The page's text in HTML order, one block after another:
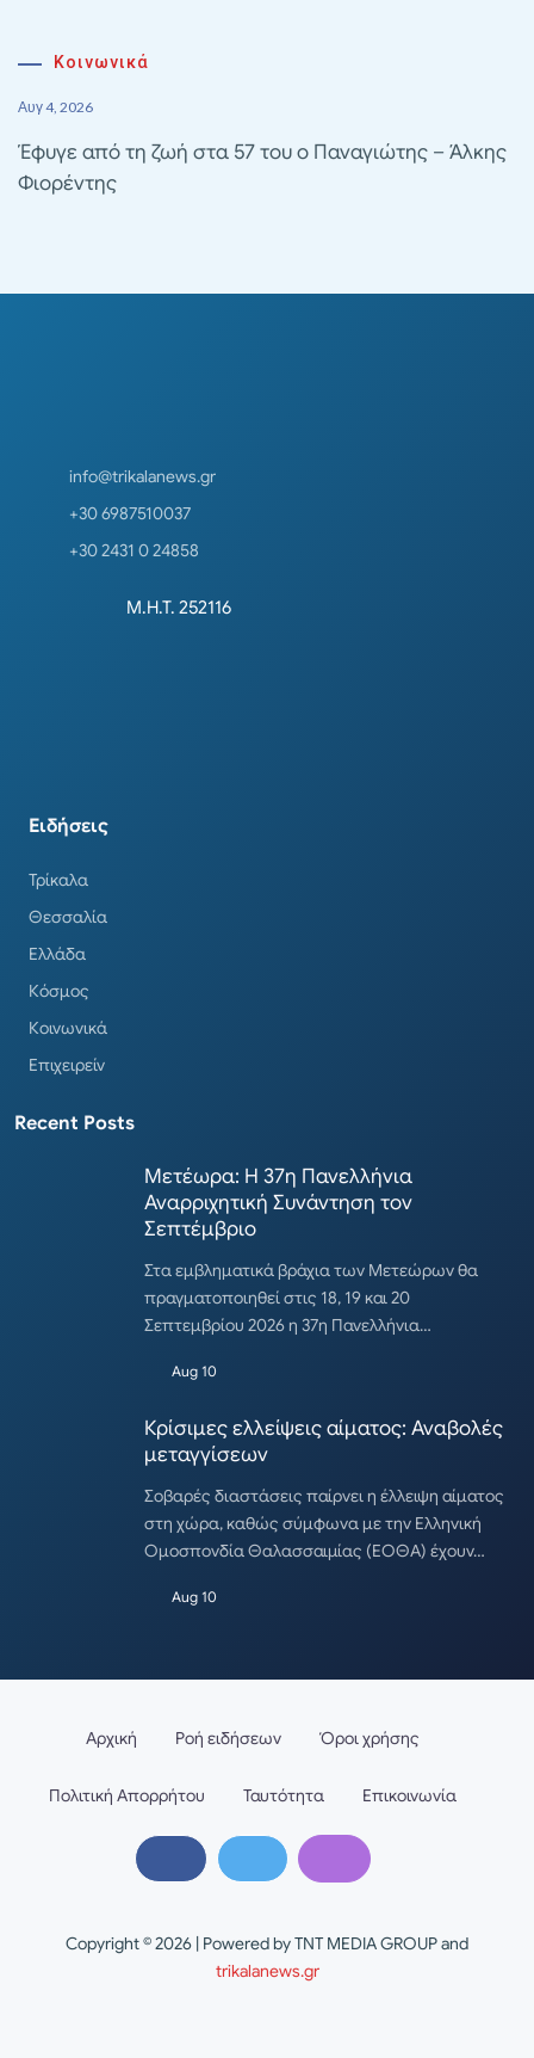
Κοινωνικά
Αυγ 4, 2026
Έφυγε από τη ζωή στα 57 του ο Παναγιώτης – Άλκης
Φιορέντης
info@trikalanews.gr
+30 6987510037
+30 2431 0 24858
Μ.Η.Τ. 252116
Ειδήσεις
Τρίκαλα
Θεσσαλία
Ελλάδα
Κόσμος
Κοινωνικά
Επιχειρείν
Recent Posts
Μετέωρα: Η 37η Πανελλήνια
Αναρριχητική Συνάντηση τον
Σεπτέμβριο
Στα εμβληματικά βράχια των Μετεώρων θα
πραγματοποιηθεί στις 18, 19 και 20
Σεπτεμβρίου 2026 η 37η Πανελλήνια…
Aug 10
Κρίσιμες ελλείψεις αίματος: Αναβολές
μεταγγίσεων
Σοβαρές διαστάσεις παίρνει η έλλειψη αίματος
στη χώρα, καθώς σύμφωνα με την Ελληνική
Ομοσπονδία Θαλασσαιμίας (ΕΟΘΑ) έχουν…
Aug 10
Copyright © 2026 | Powered by TNT MEDIA GROUP and
trikalanews.gr
Αρχική Ροή ειδήσεων Όροι χρήσης
Πολιτική Απορρήτου Ταυτότητα Επικοινωνία